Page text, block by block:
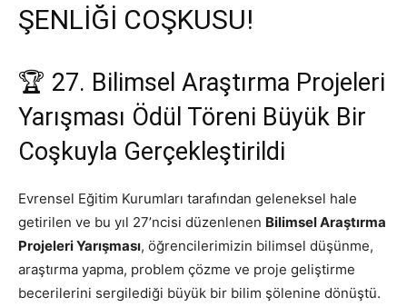
ŞENLİĞİ COŞKUSU!
🏆 27. Bilimsel Araştırma Projeleri
Yarışması Ödül Töreni Büyük Bir
Coşkuyla Gerçekleştirildi
Evrensel Eğitim Kurumları tarafından geleneksel hale
getirilen ve bu yıl 27’ncisi düzenlenen Bilimsel Araştırma
Projeleri Yarışması, öğrencilerimizin bilimsel düşünme,
araştırma yapma, problem çözme ve proje geliştirme
becerilerini sergilediği büyük bir bilim şölenine dönüştü.